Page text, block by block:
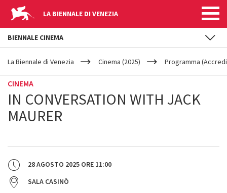
LA BIENNALE DI VENEZIA
YOUR
ARE
La Biennale di Venezia Cinema (2025) Programma
CINEMA
IN CONVERSATION WITH JACK
MAURER
28 AGOSTO 2025 ORE 11:00
SALA CASINÒ
BIENNALE CINEMA